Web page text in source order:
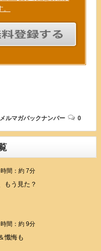
メルマガバックナンバー 0
間：約 7分
もう見た？
間：約 9分
懺悔も